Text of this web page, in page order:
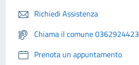
Richiedi Assistenza
Chiama il comune 0362924423
Prenota un appuntamento